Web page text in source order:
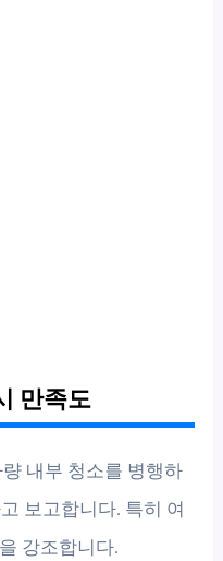
만족도
내부 청소를 병행하
보고합니다. 특히 여
강조합니다.